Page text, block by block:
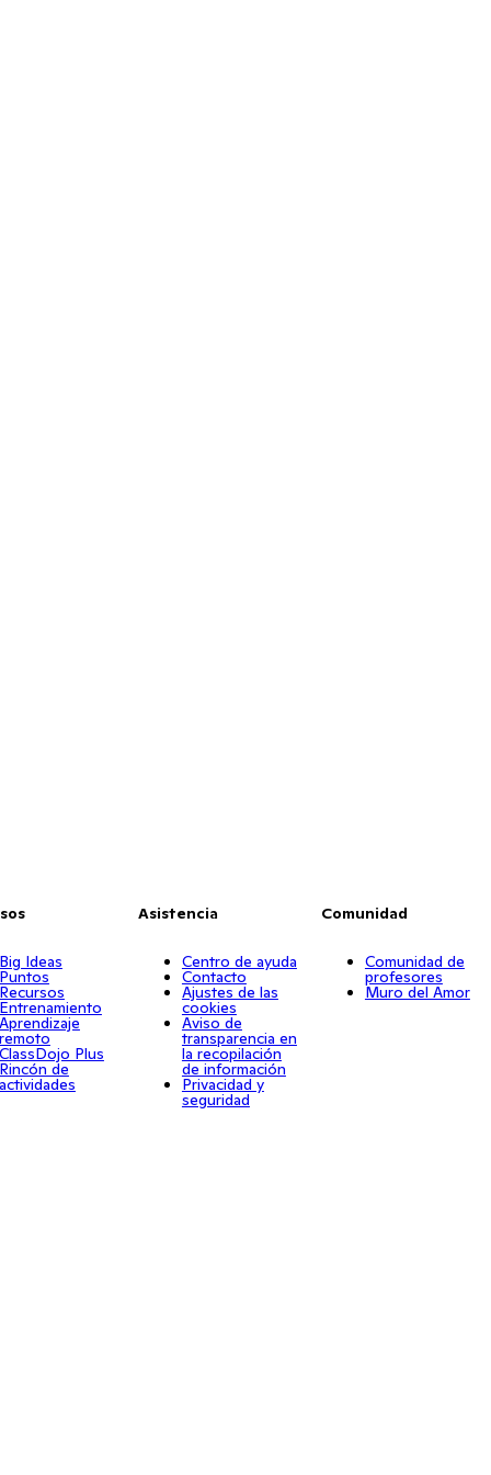
Big Ideas
Puntos
Recursos
Entrenamiento
Aprendizaje
remoto
ClassDojo Plus
Rincón de
actividades
Asistencia
Centro de ayuda
Contacto
Ajustes de las
cookies
Aviso de
transparencia en
la recopilación
de información
Privacidad y
seguridad
Comunidad
Comunidad de
profesores
Muro del Amor